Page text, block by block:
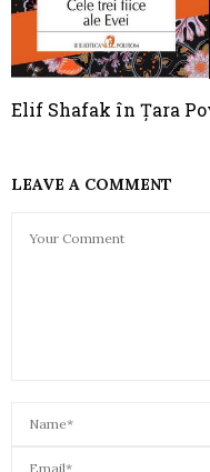
Elif Shafak în Țara
LEAVE A COMMENT